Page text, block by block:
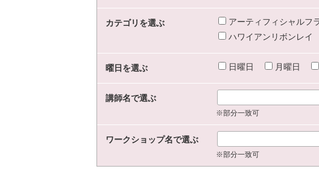
カテゴリを選ぶ アーティフィシャルフ
ハワイアンリボンレイ
曜日を選ぶ 日曜日 月曜日
講師名で選ぶ
※部分一致可
ワークショップ名で選ぶ
※部分一致可